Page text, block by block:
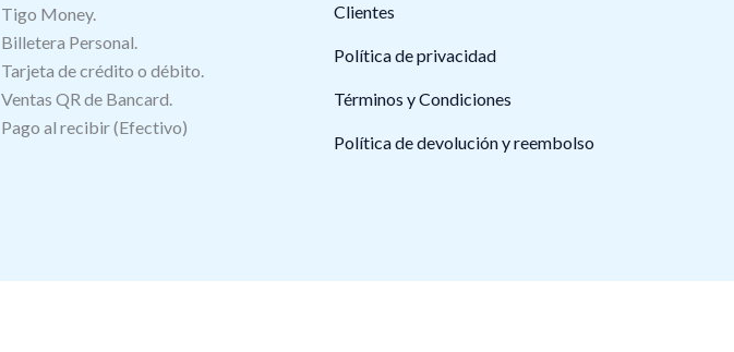
Tigo Money.
Billetera Personal.
Tarjeta de crédito o débito.
Ventas QR de Bancard.
Pago al recibir (Efectivo)
Clientes
Política de privacidad
Términos y Condiciones
Política de devolución y reembolso